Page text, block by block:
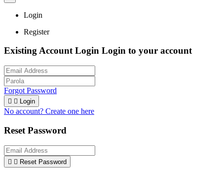
Login
Register
Existing Account Login Login to your account
Forgot Password
  Login
No account? Create one here
Reset Password
  Reset Password